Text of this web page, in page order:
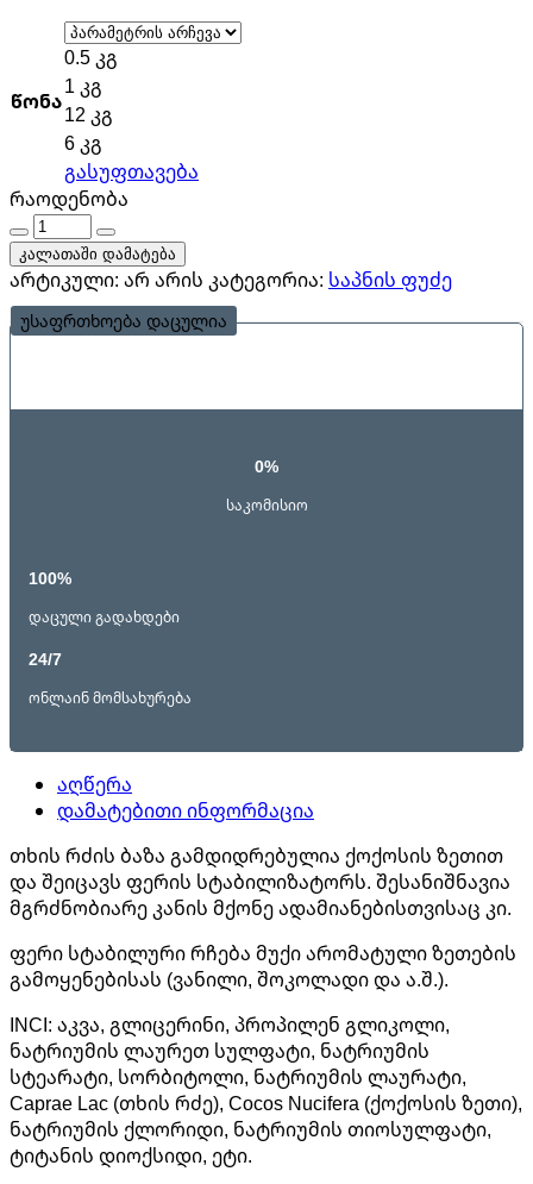
წონა
0.5 კგ
1 კგ
12 კგ
6 კგ
გასუფთავება
რაოდენობა
კალათაში დამატება
არტიკული: არ არის კატეგორია: საპნის ფუძე
უსაფრთხოება დაცულია
0%
საკომისიო
100%
დაცული გადახდები
24/7
ონლაინ მომსახურება
აღწერა
დამატებითი ინფორმაცია
თხის რძის ბაზა გამდიდრებულია ქოქოსის ზეთით
და შეიცავს ფერის სტაბილიზატორს. შესანიშნავია
მგრძნობიარე კანის მქონე ადამიანებისთვისაც კი.
ფერი სტაბილური რჩება მუქი არომატული ზეთების
გამოყენებისას (ვანილი, შოკოლადი და ა.შ.).
INCI: აკვა, გლიცერინი, პროპილენ გლიკოლი,
ნატრიუმის ლაურეთ სულფატი, ნატრიუმის
სტეარატი, სორბიტოლი, ნატრიუმის ლაურატი,
Caprae Lac (თხის რძე), Cocos Nucifera (ქოქოსის ზეთი),
ნატრიუმის ქლორიდი, ნატრიუმის თიოსულფატი,
ტიტანის დიოქსიდი, ეტი.